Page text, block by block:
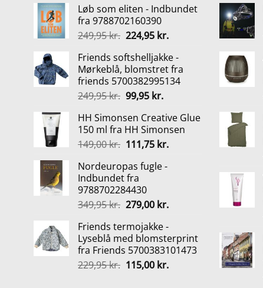
Løb som eliten - Indbundet
fra 9788702160390
249,95kr. Den
pris
var:
249,95 kr..
224,95 kr.Den
pris
er:
224,95 kr..
Friends softshelljakke -
Mørkeblå, blomstret fra
friends 5700382995134
249,95kr. Den
pris
var:
249,95 kr..
99,95 kr.Den
pris
er:
99,95 kr..
HH Simonsen Creative Glue
150 ml fra HH Simonsen
149,00kr. Den
pris
var:
149,00 kr..
111,75 kr.Den
Nordeuropas fugle -
Indbundet fra
9788702284430
349,95kr. Den
pris
var:
349,95 kr..
279,00 kr.Den
pris
er:
279,00 kr..
Friends termojakke -
Lyseblå med blomsterprint
fra Friends 5700383101473
229,95kr. Den
115,00 kr.Den